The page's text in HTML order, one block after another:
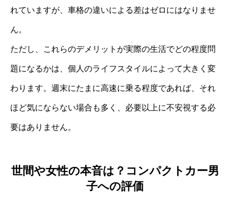
れていますが、車格の違いによる差はゼロにはなりませ
ん。
ただし、これらのデメリットが実際の生活でどの程度問
題になるかは、個人のライフスタイルによって大きく変
わります。週末にたまに高速に乗る程度であれば、それ
ほど気にならない場合も多く、必要以上に不安視する必
要はありません。
世間や女性の本音は？コンパクトカー男
子への評価